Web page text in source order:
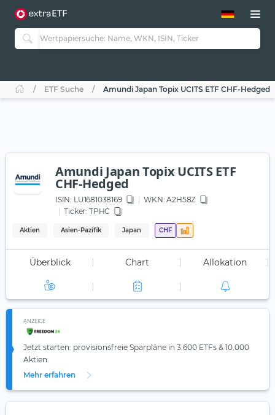
ETF-Guide 2.0
Guide Aktive ETFs
ETF-Sparpläne
ETF Suche Amundi Japan Topix UCITS ETF CHF-Hedged
Amundi Japan Topix UCITS ETF
CHF-Hedged
ISIN: LU1681038169 WKN: A2H58Z
Ticker: TPHC
Aktien Asien-Pazifik Japan CHF
Überblick Chart Allokation
ANZEIGE
Jetzt starten: provisionsfreie Sparpläne in 3.600 ETFs & 10.000
Aktien.
Mehr erfahren